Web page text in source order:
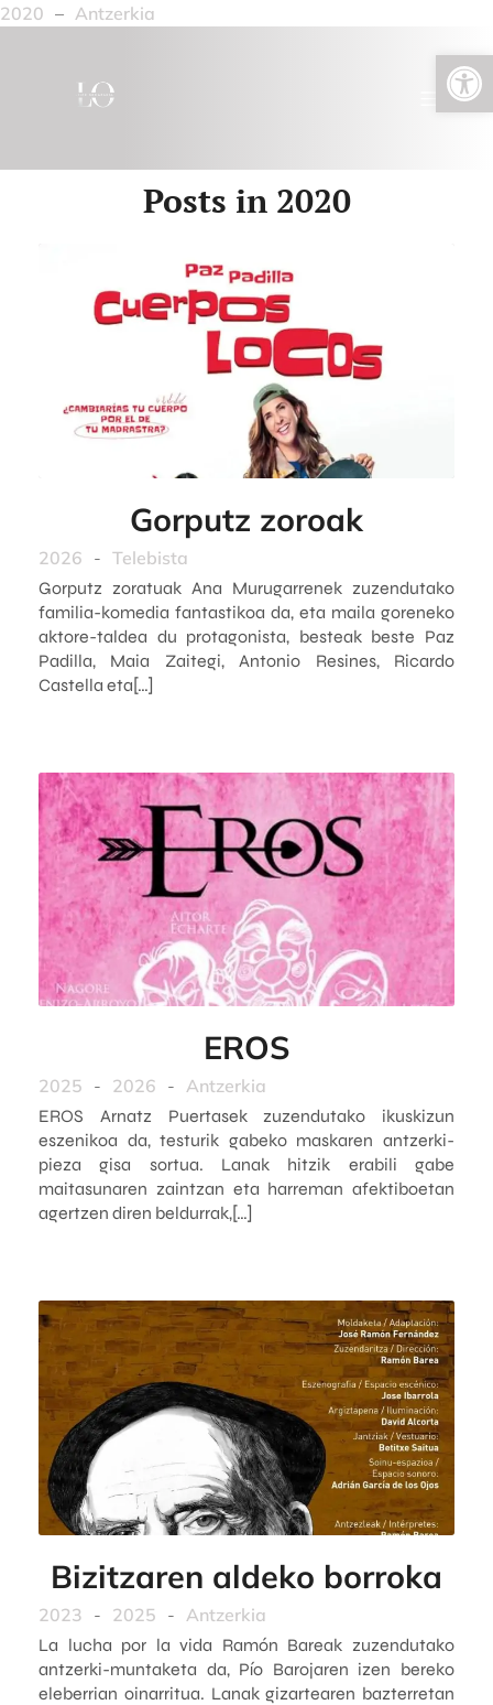
Open toolbar
2020 – Antzerkia
Posts in 2020
Gorputz zoroak
2026 - Telebista
Gorputz zoratuak Ana Murugarrenek zuzendutako
familia-komedia fantastikoa da, eta maila goreneko
aktore-taldea du protagonista, besteak beste Paz
Padilla, Maia Zaitegi, Antonio Resines, Ricardo
Castella eta[…]
EROS
2025 - 2026 - Antzerkia
EROS Arnatz Puertasek zuzendutako ikuskizun
eszenikoa da, testurik gabeko maskaren antzerki-
pieza gisa sortua. Lanak hitzik erabili gabe
maitasunaren zaintzan eta harreman afektiboetan
agertzen diren beldurrak,[…]
Bizitzaren aldeko borroka
2023 - 2025 - Antzerkia
La lucha por la vida Ramón Bareak zuzendutako
antzerki-muntaketa da, Pío Barojaren izen bereko
eleberrian oinarritua. Lanak gizartearen bazterretan